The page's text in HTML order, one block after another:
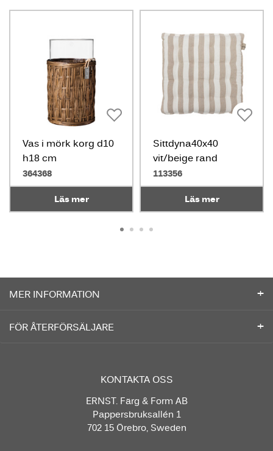
Vas i mörk korg d10
h18 cm
364368
Läs mer
Sittdyna40x40
vit/beige rand
113356
Läs mer
MER INFORMATION
FÖR ÅTERFÖRSÄLJARE
KONTAKTA OSS
ERNST. Färg & Form AB
Pappersbruksallén 1
702 15 Örebro, Sweden